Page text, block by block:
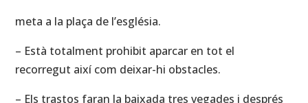
meta a la plaça de l’església.
– Està totalment prohibit aparcar en tot el
recorregut així com deixar-hi obstacles.
– Els trastos faran la baixada tres vegades i després